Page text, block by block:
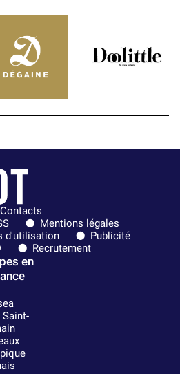
Contacts
Mentions légales
d'utilisation
Publicité
Recrutement
en
Saint-